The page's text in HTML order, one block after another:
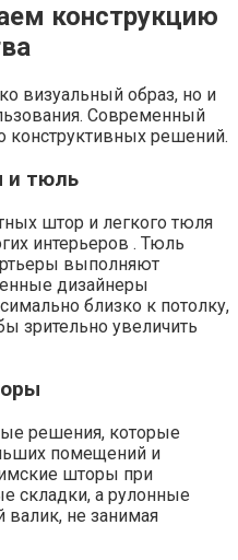
конструкцию
визуальный образ, но и
Современный
конструктивных решений.
и тюль
штор и легкого тюля
интерьеров . Тюль
выполняют
дизайнеры
близко к потолку,
зрительно увеличить
решения, которые
помещений и
шторы при
складки, а рулонные
не занимая